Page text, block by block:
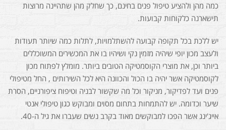
כמה מהן ולהציע טיפול פנים בחינם, כך שחלק מהן שתהיינה מרוצות
תישארנה כלקוחות קבועות.
יש ללכת בכל תקופה קבועה להשתלמויות, לתלות כמה שיותר תעודות
ולעצב מכון יופי שיהיה מזמין נקי ושיהיו בו את המכשירים המשוכללים
ביותר וכן, את מוצרי הקוסמטיקה הטובים ביותר. מומלץ לפתוח מכון
לקוסמטיקה אשר יהיה בו הכול והכוונה היא לכל השירותים , החל מטיפולי
פנים ועד לפדיקור, מניקור וכל מה שקשור לבניה וטיפוח ציפורניים, הסרת
שיער וכדומה. יש להתמחות בתחום מסוים ומבוקש כגון טיפולי אנטי
אייג'ינג אשר הפכו למבוקשים מאוד בקרב נשים שעברו את גיל ה-40.